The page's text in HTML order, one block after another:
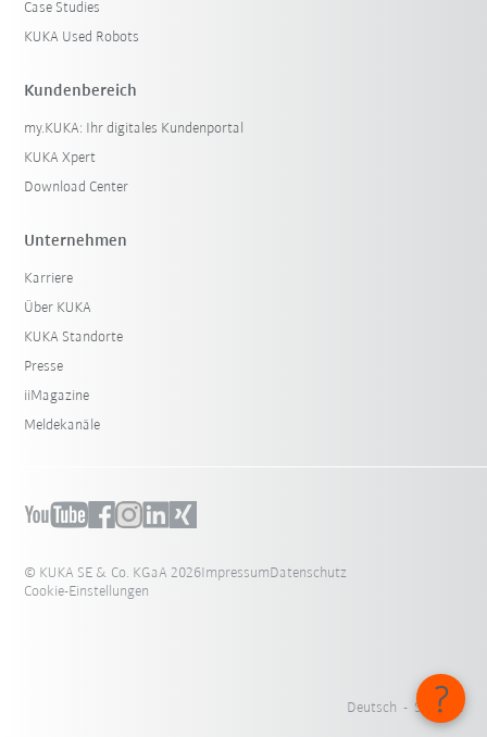
Case Studies
KUKA Used Robots
Kundenbereich
my.KUKA: Ihr digitales Kundenportal
KUKA Xpert
Download Center
Unternehmen
Karriere
Über KUKA
KUKA Standorte
Presse
iiMagazine
Meldekanäle
© KUKA SE & Co. KGaA 2026ImpressumDatenschutz
Cookie-Einstellungen
Deutsch - Schweiz